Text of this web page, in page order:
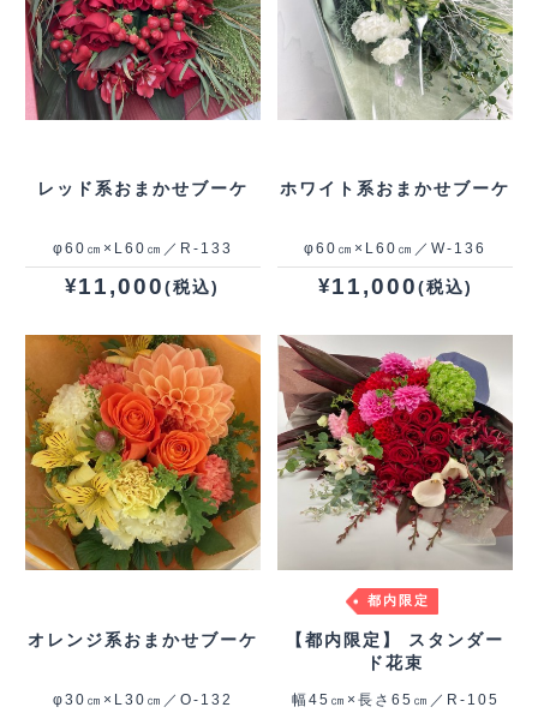
レッド系おまかせブーケ
φ60㎝×L60㎝／R-133
¥11,000(税込)
ホワイト系おまかせブーケ
φ60㎝×L60㎝／W-136
¥11,000(税込)
オレンジ系おまかせブーケ
φ30㎝×L30㎝／O-132
都内限定
【都内限定】 スタンダー
ド花束
幅45㎝×長さ65㎝／R-105